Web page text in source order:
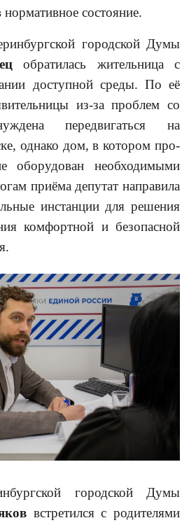
состояние.
го­родской Думы
об­ратилась жительница с
доступной среды. По её
из-за проблем со
передвигаться на
однако дом, в котором про­
оборудован не­обходимыми
приёма депутат направила
инстанции для реше­ния
комфортной и безопасной
город­ской Думы
встретился с родителями